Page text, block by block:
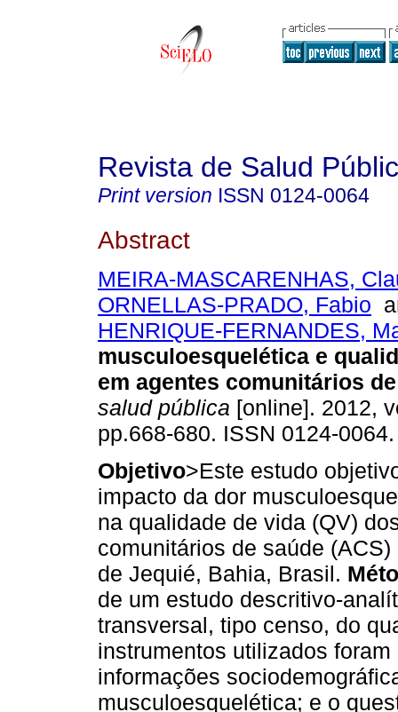
Revista de Salud
Print version ISSN 0124-0064
Abstract
MEIRA-MASCARENHAS,
ORNELLAS-PRADO, Fabio
HENRIQUE-FERNANDES,
musculoesquelética e
em agentes comunitários
salud pública [online]. 2012,
pp.668-680. ISSN 0124-0064.
Objetivo>Este estudo
impacto da dor
na qualidade de vida (QV)
comunitários de saúde
de Jequié, Bahia, Brasil.
de um estudo descritivo-
transversal, tipo censo, do
instrumentos utilizados
informações
musculoesquelética; e o